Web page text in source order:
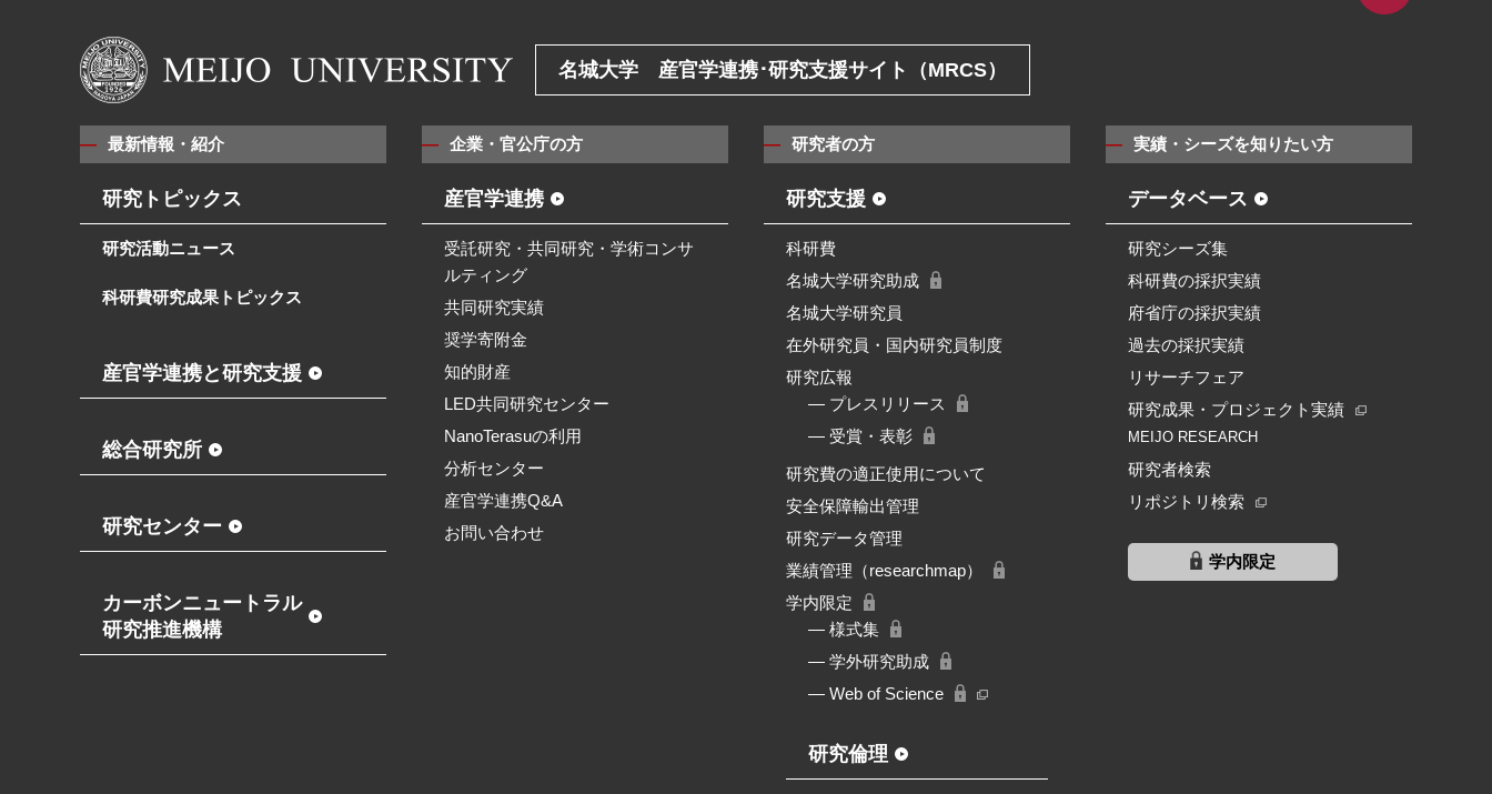
名城大学 産官学連携･研究支援サイト（MRCS）
最新情報・紹介
研究トピックス
研究活動ニュース
科研費研究成果トピックス
産官学連携と研究支援
総合研究所
研究センター
カーボンニュートラル
研究推進機構
企業・官公庁の方
産官学連携
受託研究・共同研究・学術コンサ
ルティング
共同研究実績
奨学寄附金
知的財産
LED共同研究センター
NanoTerasuの利用
分析センター
産官学連携Q&A
お問い合わせ
研究者の方
研究支援
科研費
名城大学研究助成
名城大学研究員
在外研究員・国内研究員制度
研究広報
― プレスリリース
― 受賞・表彰
研究費の適正使用について
安全保障輸出管理
研究データ管理
業績管理（researchmap）
学内限定
― 様式集
― 学外研究助成
― Web of Science
研究倫理
実績・シーズを知りたい方
データベース
研究シーズ集
科研費の採択実績
府省庁の採択実績
過去の採択実績
リサーチフェア
研究成果・プロジェクト実績
MEIJO RESEARCH
研究者検索
リポジトリ検索
学内限定